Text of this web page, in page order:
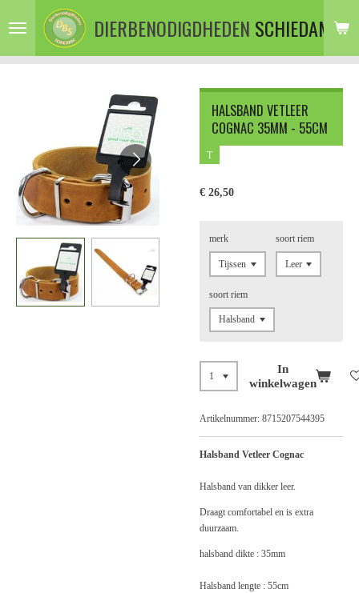
direct
de
DIERBENODIGDHEDEN SCHIEDAM
HALSBAND VETLEER
COGNAC 35MM - 55CM
T
€ 26,50
merk soort riem
soort riem
In
winkelwagen
Artikelnummer: 8715207544395
Halsband Vetleer Cognac
Halsband van dikker leer.
Draagt comfortabel en is extra
duurzaam.
halsband dikte : 35mm
Halsband lengte : 55cm